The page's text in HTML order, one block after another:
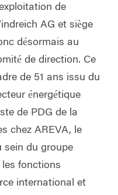
de
AG et siège
désormais au
de direction. Ce
de 51 ans issu du
énergétique
de PDG de la
chez AREVA, le
sein du groupe
fonctions
international et